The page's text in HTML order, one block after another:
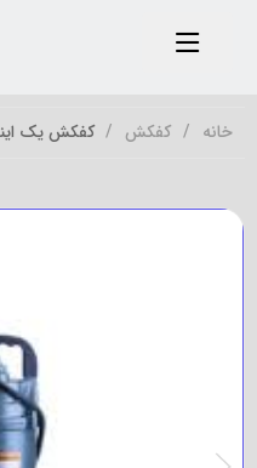
خانه کفکش کفکش یک